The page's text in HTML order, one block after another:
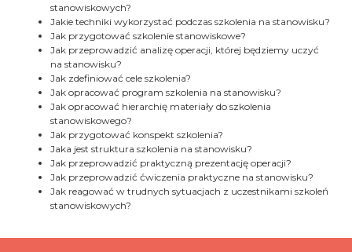
stanowiskowych?
Jakie techniki wykorzystać podczas szkolenia na stanowisku?
Jak przygotować szkolenie stanowiskowe?
Jak przeprowadzić analizę operacji, której będziemy uczyć
na stanowisku?
Jak zdefiniować cele szkolenia?
Jak opracować program szkolenia na stanowisku?
Jak opracować hierarchię materiały do szkolenia
stanowiskowego?
Jak przygotować konspekt szkolenia?
Jaka jest struktura szkolenia na stanowisku?
Jak przeprowadzić praktyczną prezentację operacji?
Jak przeprowadzić ćwiczenia praktyczne na stanowisku?
Jak reagować w trudnych sytuacjach z uczestnikami szkoleń
stanowiskowych?